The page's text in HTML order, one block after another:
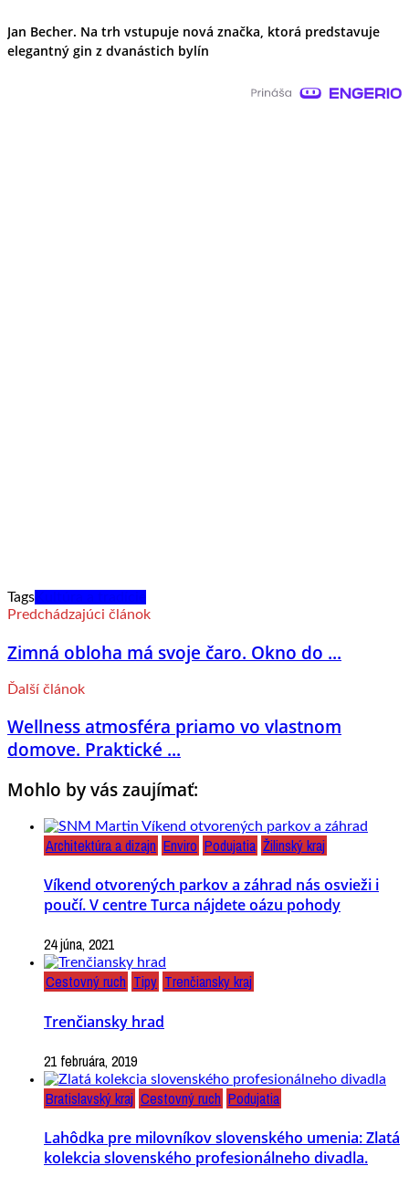
Jan Becher. Na trh vstupuje nová značka, ktorá predstavuje
elegantný gin z dvanástich bylín
Tags
Predchádzajúci článok
Zimná obloha má svoje čaro. Okno do ...
Ďalší článok
Wellness atmosféra priamo vo vlastnom
domove. Praktické ...
Mohlo by vás zaujímať:
Architektúra a dizajn Enviro Podujatia Žilinský kraj
Víkend otvorených parkov a záhrad nás osvieži i
poučí. V centre Turca nájdete oázu pohody
24 júna, 2021
Cestovný ruch Tipy Trenčiansky kraj
Trenčiansky hrad
21 februára, 2019
Bratislavský kraj Cestovný ruch Podujatia
Lahôdka pre milovníkov slovenského umenia: Zlatá
kolekcia slovenského profesionálneho divadla.